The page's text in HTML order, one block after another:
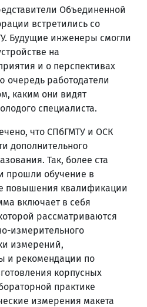
Объединенной
встретились со
Будущие инженеры смогли
на
и о перспективах
очередь работодатели
каким они видят
специалиста.
что СПбГМТУ и ОСК
дополнительного
Так, более ста
прошли обучение в
повышения квалификации
включает в себя
рассматриваются
измерительного
измерений,
и рекомендации по
корпусных
практике
измерения макета